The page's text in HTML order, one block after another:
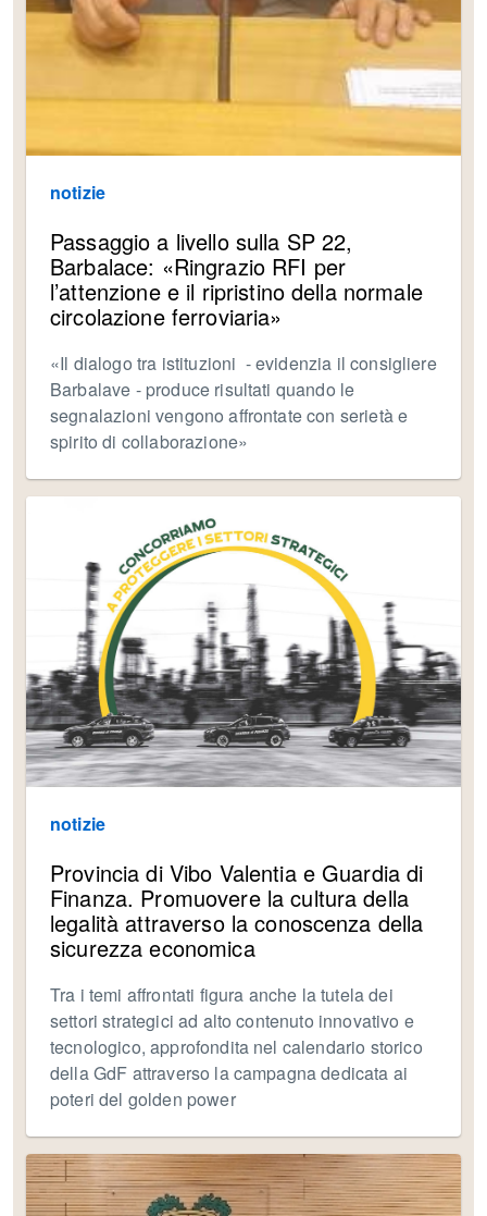
notizie
Passaggio a livello sulla SP 22,
Barbalace: «Ringrazio RFI per
l’attenzione e il ripristino della normale
circolazione ferroviaria»
«Il dialogo tra istituzioni - evidenzia il consigliere
Barbalave - produce risultati quando le
segnalazioni vengono affrontate con serietà e
spirito di collaborazione»
notizie
Provincia di Vibo Valentia e Guardia di
Finanza. Promuovere la cultura della
legalità attraverso la conoscenza della
sicurezza economica
Tra i temi affrontati figura anche la tutela dei
settori strategici ad alto contenuto innovativo e
tecnologico, approfondita nel calendario storico
della GdF attraverso la campagna dedicata ai
poteri del golden power